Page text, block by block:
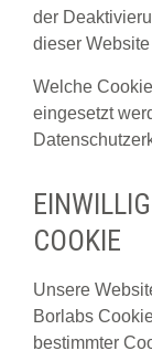
der
dieser
Welche
eingesetzt
COOKIE
Unsere
Borlabs
bestimmter